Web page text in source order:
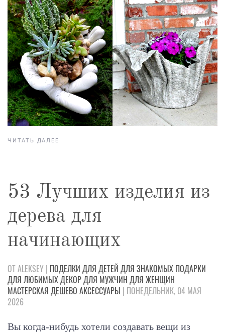
ЧИТАТЬ ДАЛЕЕ
53 Лучших изделия из
дерева для
начинающих
ОТ ALEKSEY | ПОДЕЛКИ ДЛЯ ДЕТЕЙ ДЛЯ ЗНАКОМЫХ ПОДАРКИ
ДЛЯ ЛЮБИМЫХДЕКОРДЛЯ МУЖЧИН ДЛЯ ЖЕНЩИН
МАСТЕРСКАЯ ДЕШЕВО АКСЕССУАРЫ | ПОНЕДЕЛЬНИК, 04 МАЯ
2026
Вы когда-нибудь хотели создавать вещи из